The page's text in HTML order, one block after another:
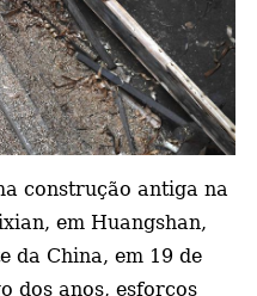
construção antiga na
em Huangshan,
da China, em 19 de
dos anos, esforços